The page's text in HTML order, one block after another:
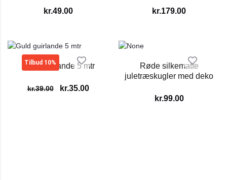
kr.49.00 kr.179.00
Tilbud 10%
Guld guirlande 5 mtr
kr.39.00 kr.35.00
Røde silkematte
juletræskugler med deko
kr.99.00